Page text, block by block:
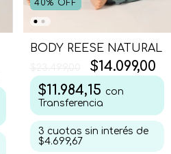
40% OFF
BODY REESE NATURAL
$14.099,00
$11.984,15 con
Transferencia
3 cuotas sin interés de
$4.699,67